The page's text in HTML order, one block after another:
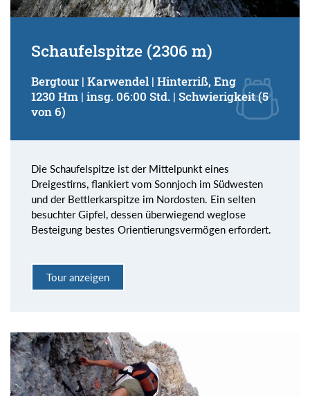
Schaufelspitze (2306 m)
Bergtour | Karwendel | Hinterriß, Eng
1230 Hm | insg. 06:00 Std. | Schwierigkeit (5
von 6)
Die Schaufelspitze ist der Mittelpunkt eines
Dreigestirns, flankiert vom Sonnjoch im Südwesten
und der Bettlerkarspitze im Nordosten. Ein selten
besuchter Gipfel, dessen überwiegend weglose
Besteigung bestes Orientierungsvermögen erfordert.
Tour anzeigen